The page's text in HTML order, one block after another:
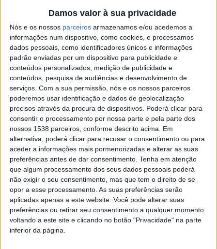
Damos valor à sua privacidade
Nós e os nossos parceiros armazenamos e/ou acedemos a
informações num dispositivo, como cookies, e processamos
dados pessoais, como identificadores únicos e informações
padrão enviadas por um dispositivo para publicidade e
conteúdos personalizados, medição de publicidade e
conteúdos, pesquisa de audiências e desenvolvimento de
serviços. Com a sua permissão, nós e os nossos parceiros
poderemos usar identificação e dados de geolocalização
precisos através da procura de dispositivos. Poderá clicar para
consentir o processamento por nossa parte e pela parte dos
nossos 1538 parceiros, conforme descrito acima. Em
alternativa, poderá clicar para recusar o consentimento ou para
aceder a informações mais pormenorizadas e alterar as suas
preferências antes de dar consentimento. Tenha em atenção
que algum processamento dos seus dados pessoais poderá
não exigir o seu consentimento, mas que tem o direito de se
opor a esse processamento. As suas preferências serão
aplicadas apenas a este website. Você pode alterar suas
preferências ou retirar seu consentimento a qualquer momento
voltando a este site e clicando no botão "Privacidade" na parte
inferior da página.
A Casa Mortuária de Mondim de Basto está localizada
na Rua da Urbanização da Quinta, junto ao Centro
Paroquial e à Igreja Matriz de Mondim de Basto. O
edifício é constituído por um alpendre coberto, que dá
acesso a uma antecâmera, ao espaço dos
sanitários e à sala do velório.
Como explicou o Presidente da Câmara Municipal, “este
era um espaço necessário, que cumpre a sua função
social, estando agora ao serviço de toda a comunidade
e de forma gratuita. A sua localização e enquadramento
com a área envolvente confere-lhe dignidade e boas
condições de acessibilidade”.